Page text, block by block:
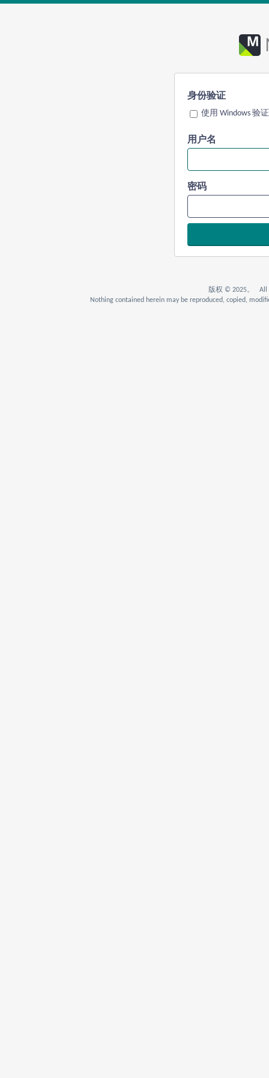
身份验证
使用 Windows 验证
用户名
密码
版权 © 2025。 All
Nothing contained herein may be reproduced, copied,